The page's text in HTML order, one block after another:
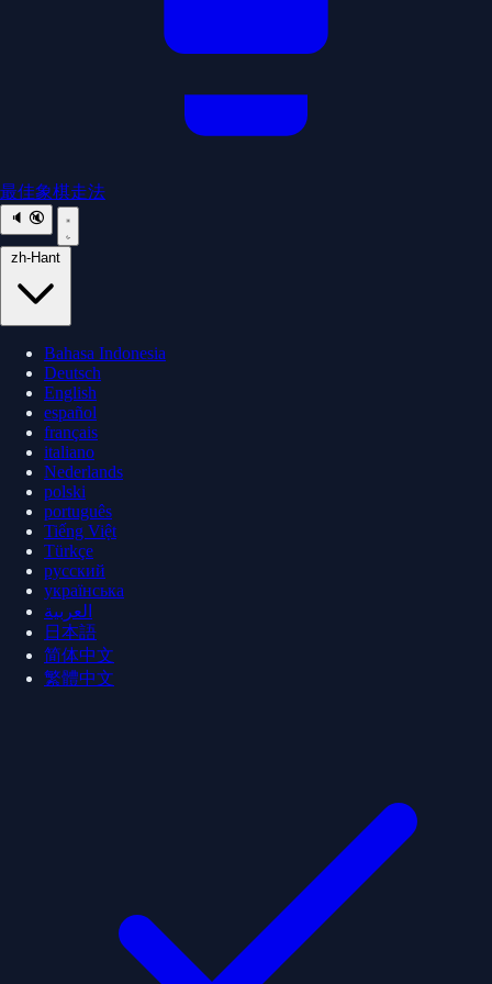
最佳象棋走法
🔈 🔇
zh-Hant
Bahasa Indonesia
Deutsch
English
español
français
italiano
Nederlands
polski
português
Tiếng Việt
Türkçe
русский
українська
العربية
日本語
简体中文
繁體中文